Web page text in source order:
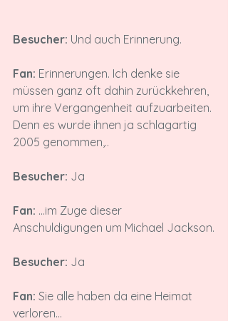
Besucher: Und auch Erinnerung.
Fan: Erinnerungen. Ich denke sie
müssen ganz oft dahin zurückkehren,
um ihre Vergangenheit aufzuarbeiten.
Denn es wurde ihnen ja schlagartig
2005 genommen,..
Besucher: Ja
Fan: ...im Zuge dieser
Anschuldigungen um Michael Jackson.
Besucher: Ja
Fan: Sie alle haben da eine Heimat
verloren...